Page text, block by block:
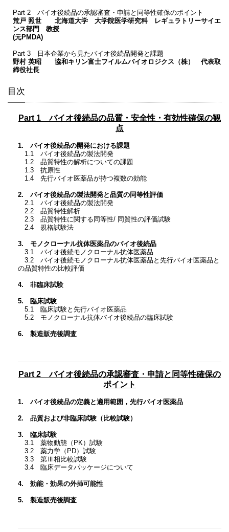
Part 2 バイオ後続品の承認審査・申請と同等性確保のポイント
荒戸 照世 北海道大学 大学院医学研究科 レギュラトリーサイエ
ンス部門 教授
(元PMDA)
Part 3 日本企業から見たバイオ後続品開発と課題
野村 英昭 協和キリン富士フイルムバイオロジクス（株） 代表取
締役社長
目次
Part 1 バイオ後続品の品質・安全性・有効性確保の観
点
1. バイオ後続品の開発における課題
1.1 バイオ後続品の製法開発
1.2 品質特性の解析についての課題
1.3 抗原性
1.4 先行バイオ医薬品が持つ複数の効能
2. バイオ後続品の製法開発と品質の同等性評価
2.1 バイオ後続品の製法開発
2.2 品質特性解析
2.3 品質特性に関する同等性/ 同質性の評価試験
2.4 規格試験法
3. モノクローナル抗体医薬品のバイオ後続品
3.1 バイオ後続モノクローナル抗体医薬品
3.2 バイオ後続モノクローナル抗体医薬品と先行バイオ医薬品と
の品質特性の比較評価
4. 非臨床試験
5. 臨床試験
5.1 臨床試験と先行バイオ医薬品
5.2 モノクローナル抗体バイオ後続品の臨床試験
6. 製造販売後調査
Part 2 バイオ後続品の承認審査・申請と同等性確保の
ポイント
1. バイオ後続品の定義と適用範囲，先行バイオ医薬品
2. 品質および非臨床試験（比較試験）
3. 臨床試験
3.1 薬物動態（PK）試験
3.2 薬力学（PD）試験
3.3 第Ⅲ相比較試験
3.4 臨床データパッケージについて
4. 効能・効果の外挿可能性
5. 製造販売後調査